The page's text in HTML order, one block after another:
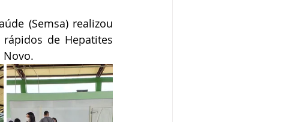
(Semsa) realizou
de Hepatites
Novo.